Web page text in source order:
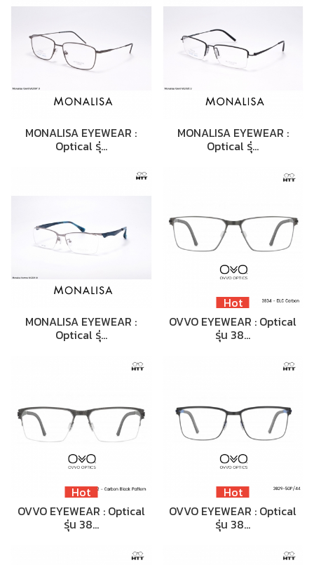
MONALISA EYEWEAR :
Optical รุ่…
MONALISA EYEWEAR :
Optical รุ่…
MONALISA EYEWEAR :
Optical รุ่…
Hot
OVVO EYEWEAR : Optical
รุ่น 38…
Hot
OVVO EYEWEAR : Optical
รุ่น 38…
Hot
OVVO EYEWEAR : Optical
รุ่น 38…